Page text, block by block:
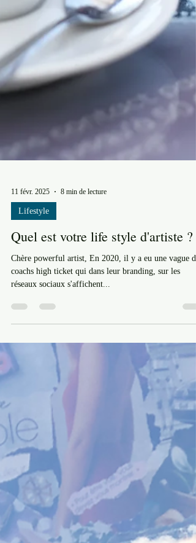
11 févr. 2025
Lifestyle
Quel est votre life style d'artiste ?
Chère powerful artist, En 2020, il y a eu une vague de
réseaux sociaux s'affichent...